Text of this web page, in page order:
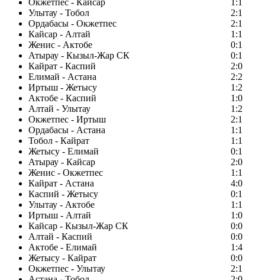
Окжетпес - Кайсар
1:1
Улытау - Тобол
2:1
Ордабасы - Окжетпес
2:1
Кайсар - Алтай
1:1
Женис - Актобе
0:1
Атырау - Кызыл-Жар СК
0:1
Кайрат - Каспий
2:0
Елимай - Астана
2:2
Иртыш - Жетысу
1:2
Актобе - Каспий
1:0
Алтай - Улытау
1:2
Окжетпес - Иртыш
2:1
Ордабасы - Астана
1:1
Тобол - Кайрат
1:1
Жетысу - Елимай
0:1
Атырау - Кайсар
2:0
Женис - Окжетпес
1:1
Кайрат - Астана
4:0
Каспий - Жетысу
0:1
Улытау - Актобе
1:1
Иртыш - Алтай
1:0
Кайсар - Кызыл-Жар СК
0:0
Алтай - Каспий
0:0
Актобе - Елимай
1:4
Жетысу - Кайрат
0:0
Окжетпес - Улытау
2:1